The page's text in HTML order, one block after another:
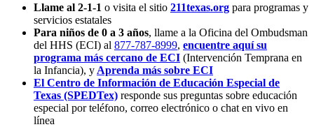
Llame al 2-1-1 o visita el sitio 211texas.org para programas y
servicios estatales
Para niños de 0 a 3 años, llame a la Oficina del Ombudsman
del HHS (ECI) al 877-787-8999, encuentre aquí su
programa más cercano de ECI (Intervención Temprana en
la Infancia), y Aprenda más sobre ECI
El Centro de Información de Educación Especial de
Texas (SPEDTex) responde sus preguntas sobre educación
especial por teléfono, correo electrónico o chat en vivo en
línea